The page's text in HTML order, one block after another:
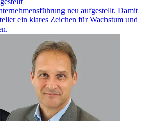
neu aufgestellt. Damit
ein klares Zeichen für Wachstum und